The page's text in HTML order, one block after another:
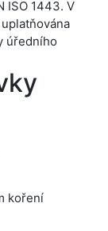
ISO 1443. V
úředního
koření